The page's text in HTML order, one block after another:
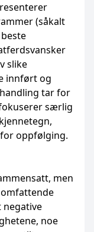
(såkalt
slike
innført og
tar for
særlig
oppfølging.
men
negative
noe